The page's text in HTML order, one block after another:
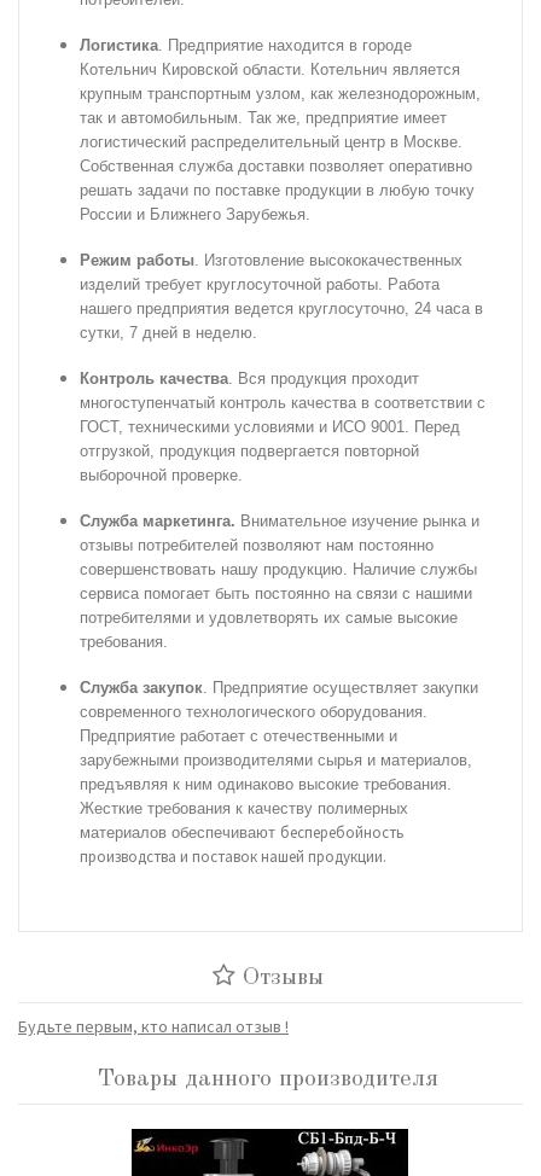
Логистика . Предприятие находится в городе
Котельнич Кировской области. Котельнич является
крупным транспортным узлом, как железнодорожным,
так и автомобильным. Так же, предприятие имеет
логистический распределительный центр в Москве.
Собственная служба доставки позволяет оперативно
решать задачи по поставке продукции в любую точку
России и Ближнего Зарубежья.
Режим работы . Изготовление высококачественных
изделий требует круглосуточной работы. Работа
нашего предприятия ведется круглосуточно, 24 часа в
сутки, 7 дней в неделю.
Контроль качества . Вся продукция проходит
многоступенчатый контроль качества в соответствии с
ГОСТ, техническими условиями и ИСО 9001. Перед
отгрузкой, продукция подвергается повторной
выборочной проверке.
Служба маркетинга. Внимательное изучение рынка и
отзывы потребителей позволяют нам постоянно
совершенствовать нашу продукцию. Наличие службы
сервиса помогает быть постоянно на связи с нашими
потребителями и удовлетворять их самые высокие
требования.
Служба закупок . Предприятие осуществляет закупки
современного технологического оборудования.
Предприятие работает с отечественными и
зарубежными производителями сырья и материалов,
предъявляя к ним одинаково высокие требования.
Жесткие требования к качеству полимерных
материалов обеспечивают бесперебойность
производства и поставок нашей продукции.
Отзывы
Будьте первым, кто написал отзыв !
Товары данного производителя